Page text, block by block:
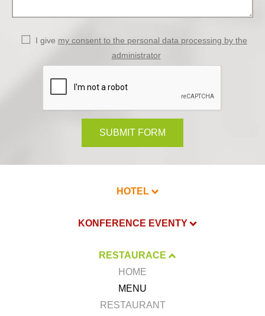
I give my consent to the personal data processing by the
administrator
SUBMIT FORM
HOTEL
KONFERENCE EVENTY
RESTAURACE
HOME
MENU
RESTAURANT